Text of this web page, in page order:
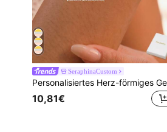
SeraphinaCustom
10,81€